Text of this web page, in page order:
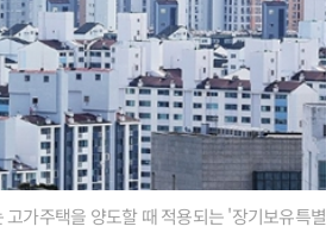
가주택을 양도할 때 적용되는 '장기보유특별